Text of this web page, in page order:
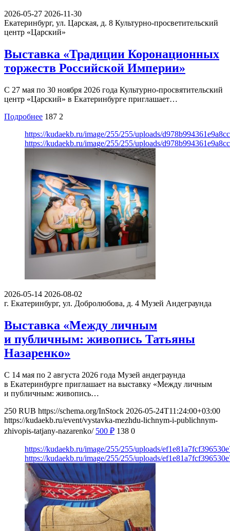
2026-05-27 2026-11-30
Екатеринбург, ул. Царская, д. 8 Культурно-просветительский
центр «Царский»
Выставка «Традиции Коронационных
торжеств Российской Империи»
С 27 мая по 30 ноября 2026 года Культурно-просвятительский
центр «Царский» в Екатеринбурге приглашает…
Подробнее 187 2
https://kudaekb.ru/image/255/255/uploads/
https://kudaekb.ru/image/255/255/uploads/
2026-05-14 2026-08-02
г. Екатеринбург, ул. Добролюбова, д. 4 Музей Андеграунда
Выставка «Между личным
и публичным: живопись Татьяны
Назаренко»
С 14 мая по 2 августа 2026 года Музей андеграунда
в Екатеринбурге приглашает на выставку «Между личным
и публичным: живопись…
250 RUB https://schema.org/InStock 2026-05-24T11:24:00+03:00
https://kudaekb.ru/event/vystavka-mezhdu-lichnym-i-publichnym-
zhivopis-tatjany-nazarenko/ 500 ₽ 138 0
https://kudaekb.ru/image/255/255/uploads/
https://kudaekb.ru/image/255/255/uploads/